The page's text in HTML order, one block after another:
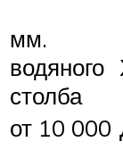
мм.
водяного
столба
от 10 000